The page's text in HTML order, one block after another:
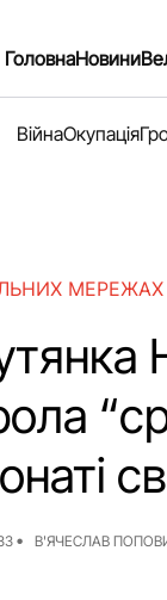
ГоловнаНовини
ВійнаОкупація
МЕРЕЖАХ
В'ЯЧЕСЛАВ